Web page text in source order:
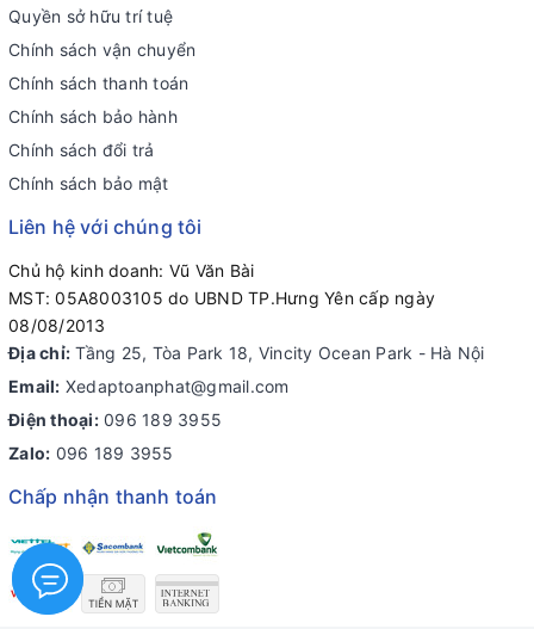
Quyền sở hữu trí tuệ
Chính sách vận chuyển
Chính sách thanh toán
Chính sách bảo hành
Chính sách đổi trả
Chính sách bảo mật
Liên hệ với chúng tôi
Chủ hộ kinh doanh: Vũ Văn Bài
MST: 05A8003105 do UBND TP.Hưng Yên cấp ngày
08/08/2013
Địa chỉ: Tầng 25, Tòa Park 18, Vincity Ocean Park - Hà Nội
Email: Xedaptoanphat@gmail.com
Điện thoại: 096 189 3955
Zalo: 096 189 3955
Chấp nhận thanh toán